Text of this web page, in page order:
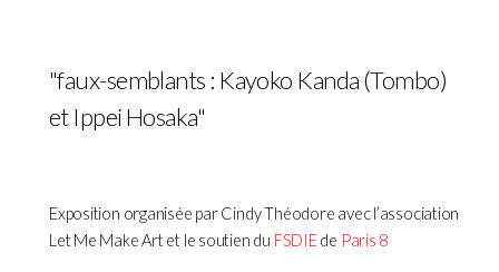
"faux-semblants : Kayoko Kanda (Tombo)
et Ippei Hosaka"
Exposition organisée par Cindy Théodore avec l’association
Let Me Make Art et le soutien du FSDIEde Paris 8